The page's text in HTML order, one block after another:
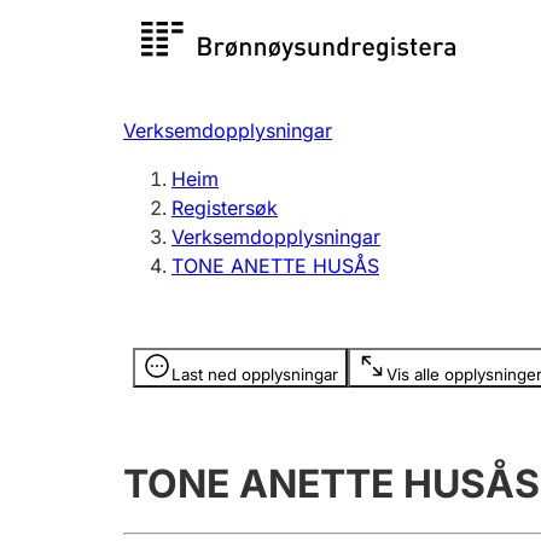
Registersøk
Registrere, endre, slette
Verksemdopplysningar
Heim
Registersøk
Verksemdopplysningar
TONE ANETTE HUSÅS
Last ned opplysningar Vis alle opplysninger
Opplysninger er skjult
TONE ANETTE HUSÅS